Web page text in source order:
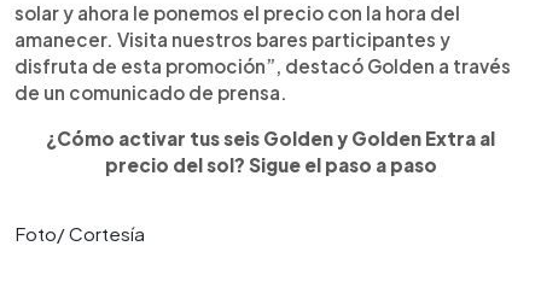
solar y ahora le ponemos el precio con la hora del
amanecer. Visita nuestros bares participantes y
disfruta de esta promoción”, destacó Golden a través
de un comunicado de prensa.
¿Cómo activar tus seis Golden y Golden Extra al
precio del sol? Sigue el paso a paso
Foto/ Cortesía